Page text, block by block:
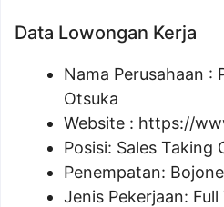
Data Lowongan Kerja
Nama Perusahaan :
Otsuka
Website : https://
Posisi: Sales Taking
Penempatan:
Jenis Pekerjaan: Full